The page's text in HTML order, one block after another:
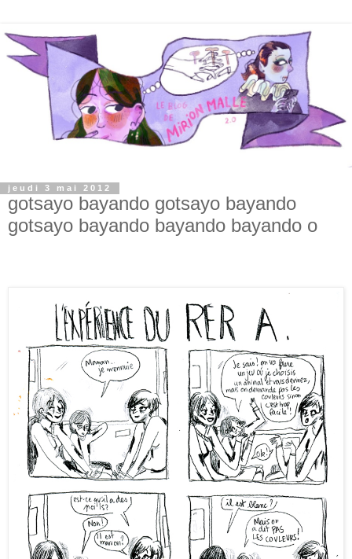
jeudi 3 mai 2012
gotsayo bayando gotsayo bayando
gotsayo bayando bayando bayando o